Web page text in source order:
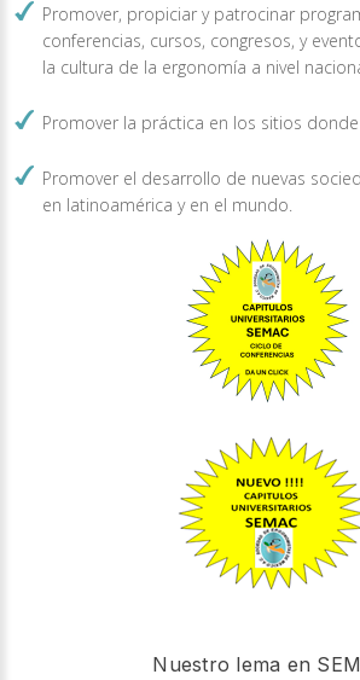
Promover, propiciar y patrocinar
conferencias, cursos, congresos, y
la cultura de la ergonomía a nivel
Promover la práctica en los sitios
Promover el desarrollo de nuevas
en latinoamérica y en el mundo.
Nuestro lema en